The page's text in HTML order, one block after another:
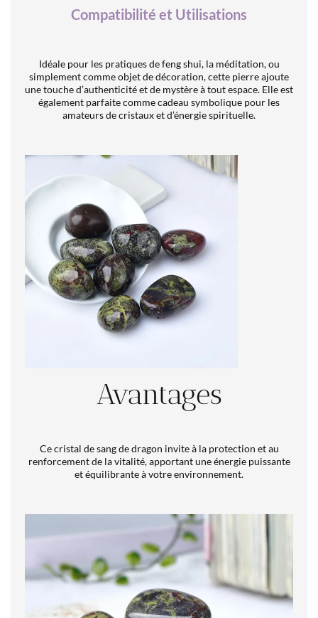
Compatibilité et Utilisations
Idéale pour les pratiques de feng shui, la méditation, ou
simplement comme objet de décoration, cette pierre ajoute
une touche d’authenticité et de mystère à tout espace. Elle est
également parfaite comme cadeau symbolique pour les
amateurs de cristaux et d’énergie spirituelle.
Avantages
Ce cristal de sang de dragon invite à la protection et au
renforcement de la vitalité, apportant une énergie puissante
et équilibrante à votre environnement.